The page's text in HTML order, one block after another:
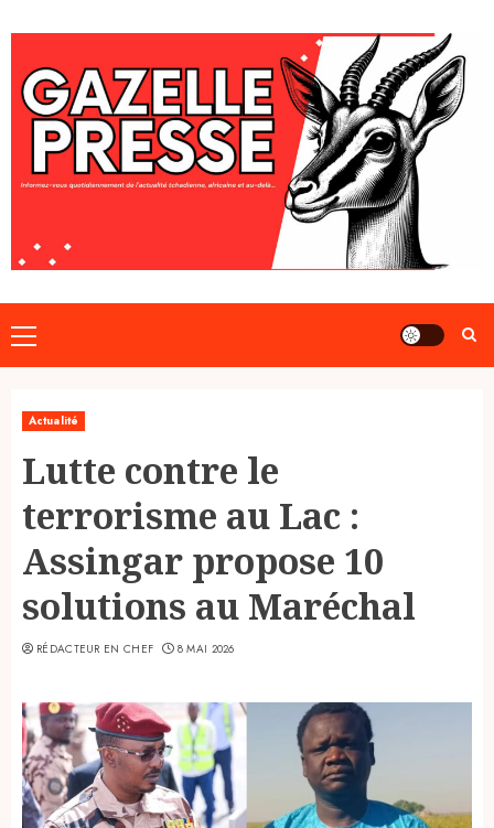
to
content
Primary
Menu
Actualité
Lutte contre le
terrorisme au Lac :
Assingar propose 10
solutions au Maréchal
RÉDACTEUR EN CHEF 8 MAI 2026